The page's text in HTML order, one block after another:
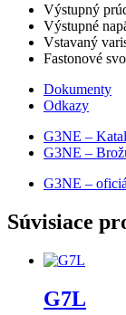
Výstupný
Výstupné
Vstavaný
Fastonové
Dokumenty
Odkazy
G3NE –
G3NE –
G3NE –
Súvisiace
G7L